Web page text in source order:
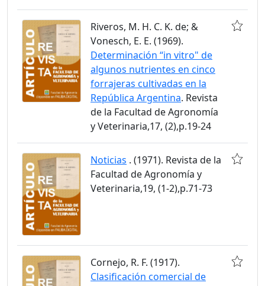
Riveros, M. H. C. K. de; &
Vonesch, E. E. (1969).
Determinación “in vitro" de
algunos nutrientes en cinco
forrajeras cultivadas en la
República Argentina. Revista
de la Facultad de Agronomía
y Veterinaria,17, (2),p.19-24
Noticias . (1971). Revista de la
Facultad de Agronomía y
Veterinaria,19, (1-2),p.71-73
Cornejo, R. F. (1917).
Clasificación comercial de